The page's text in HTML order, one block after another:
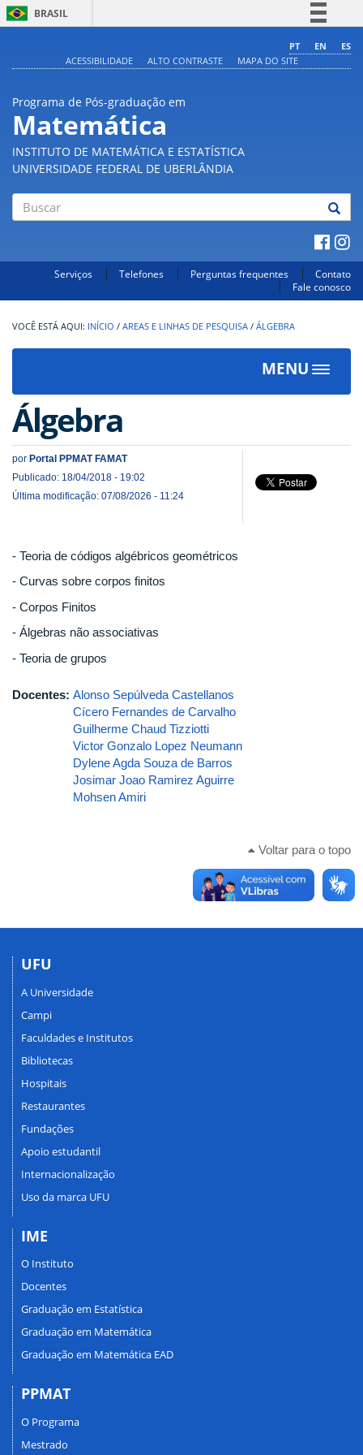
BRASIL
Comunica BR
PT EN
ES
ACESSIBILIDADE
ALTO CONTRASTE MAPA DO SITE
Programa de Pós-graduação em
Matemática
INSTITUTO DE MATEMÁTICA E ESTATÍSTICA
UNIVERSIDADE FEDERAL DE UBERLÂNDIA
Serviços Telefones Perguntas frequentes
Contato
Fale conosco
INÍCIO / AREAS E LINHAS DE PESQUISA / ÁLGEBRA
MENU
Toggle
Álgebra
por Portal PPMAT FAMAT
Publicado: 18/04/2018 - 19:02
Última modificação: 07/08/2026 - 11:24
- Teoria de códigos algébricos geométricos
- Curvas sobre corpos finitos
- Corpos Finitos
- Álgebras não associativas
- Teoria de grupos
Docentes: Alonso Sepúlveda Castellanos
Cícero Fernandes de Carvalho
Guilherme Chaud Tizziotti
Victor Gonzalo Lopez Neumann
Dylene Agda Souza de Barros
Josimar Joao Ramirez Aguirre
Mohsen Amiri
Voltar para o topo
UFU
A Universidade
Campi
Faculdades e Institutos
Bibliotecas
Hospitais
Restaurantes
Fundações
Apoio estudantil
Internacionalização
Uso da marca UFU
IME
O Instituto
Docentes
Graduação em Estatística
Graduação em Matemática
Graduação em Matemática EAD
PPMAT
O Programa
Mestrado